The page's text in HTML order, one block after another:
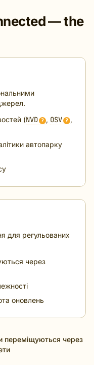
— the
(NVD ? , OSV ? ,
автопарку
для регульованих
через
оновлень
переміщуються через